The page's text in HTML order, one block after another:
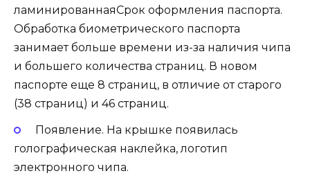
ламинированнаяСрок оформления паспорта.
Обработка биометрического паспорта
занимает больше времени из-за наличия чипа
и большего количества страниц. В новом
паспорте еще 8 страниц, в отличие от старого
(38 страниц) и 46 страниц.
Появление. На крышке появилась
голографическая наклейка, логотип
электронного чипа.